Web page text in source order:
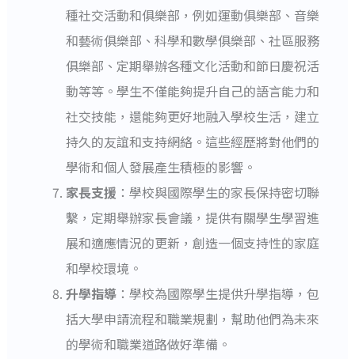
種社交活動和俱樂部，例如運動俱樂部、音樂
和藝術俱樂部、科學和數學俱樂部、社區服務
俱樂部、定期舉辦各種文化活動和節日慶祝活
動等等。學生不僅能夠提升自己的語言能力和
社交技能，還能夠更好地融入學校生活，建立
持久的友誼和支持網絡。這些經歷將對他們的
學術和個人發展產生積極的影響。
家長支援 ：學校與國際學生的家長保持密切聯
繫，定期舉辦家長會議，提供有關學生學習進
展和適應情況的更新，創造一個支持性的家庭
和學校環境。
升學指導：學校為國際學生提供升學指導，包
括大學申請流程和職業規劃，幫助他們為未來
的學術和職業道路做好準備。